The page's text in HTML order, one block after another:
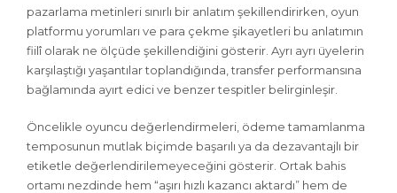
pazarlama metinleri sınırlı bir anlatım şekillendirirken, oyun
platformu yorumları ve para çekme şikayetleri bu anlatımın
fiilî olarak ne ölçüde şekillendiğini gösterir. Ayrı ayrı üyelerin
karşılaştığı yaşantılar toplandığında, transfer performansına
bağlamında ayırt edici ve benzer tespitler belirginleşir.
Öncelikle oyuncu değerlendirmeleri, ödeme tamamlanma
temposunun mutlak biçimde başarılı ya da dezavantajlı bir
etiketle değerlendirilemeyeceğini gösterir. Ortak bahis
ortamı nezdinde hem “aşırı hızlı kazancı aktardı” hem de